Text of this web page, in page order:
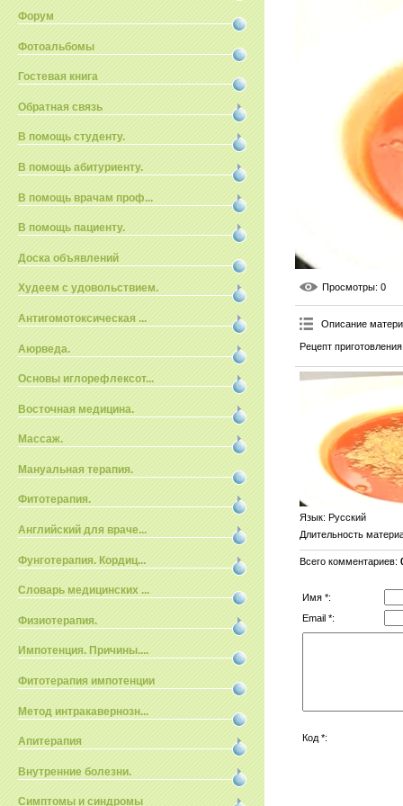
Форум
Фотоальбомы
Гостевая книга
Обратная связь
В помощь студенту.
В помощь абитуриенту.
В помощь врачам проф...
В помощь пациенту.
Доска объявлений
Худеем с удовольствием.
Антигомотоксическая ...
Аюрведа.
Основы иглорефлексот...
Восточная медицина.
Массаж.
Мануальная терапия.
Фитотерапия.
Английский для враче...
Фунготерапия. Кордиц...
Словарь медицинских ...
Физиотерапия.
Импотенция. Причины....
Фитотерапия импотенции
Метод интракавернозн...
Апитерапия
Внутренние болезни.
Симптомы и синдромы
Просмотры: 0
Описание
Рецепт
Язык: Русский
Длительность
Всего комментариев:
Имя *:
Email *:
Код *: